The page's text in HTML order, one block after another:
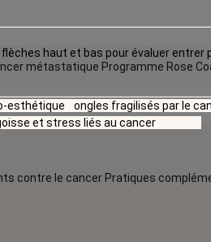
métastatique Programme Rose
contre le cancer Pratiques
haut et bas pour évaluer
esthétique ongles fragilisés par le
et stress liés au cancer